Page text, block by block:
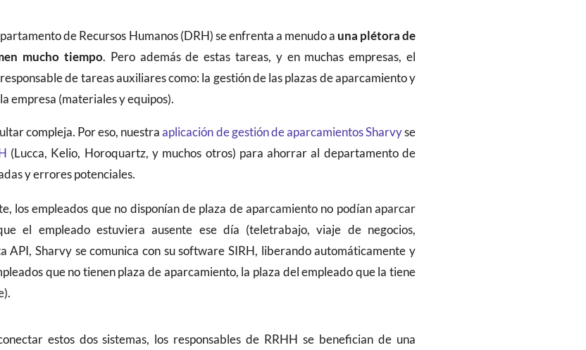
de Recursos Humanos (DRH) se enfrenta a menudo a una plétora de
mucho tiempo. Pero además de estas tareas, y en muchas empresas, el
de tareas auxiliares como: la gestión de las plazas de aparcamiento y
empresa (materiales y equipos).
compleja. Por eso, nuestra aplicación de gestión de aparcamientosSharvyse
(Lucca, Kelio, Horoquartz, y muchos otros) para ahorrar al departamento de
y errores potenciales.
los empleados que no disponían de plaza de aparcamiento no podían aparcar
el empleado estuviera ausente ese día (teletrabajo, viaje de negocios,
API, Sharvy se comunica con su software SIRH, liberando automáticamente y
que no tienen plaza de aparcamiento, la plaza del empleado que la tiene
estos dos sistemas, los responsables de RRHH se benefician de una